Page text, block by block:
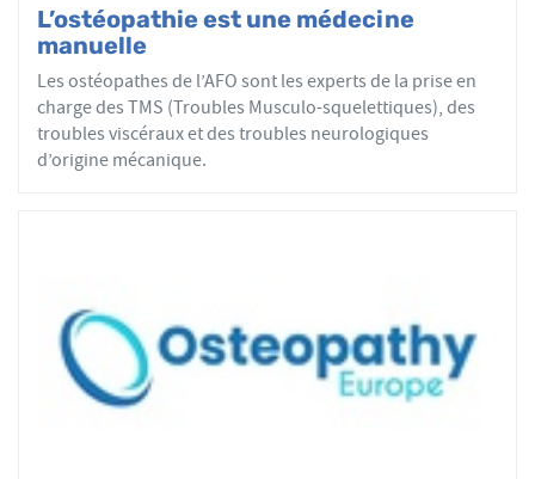
Santé et sont enregistrés dans l’Annuaire Santé pour
avoir le droit d'user du titre d’ostéopathe et d'exercer les
actes ostéopathiques.
L’ostéopathie est une médecine
manuelle
Les ostéopathes de l’AFO sont les experts de la prise en
charge des TMS (Troubles Musculo-squelettiques), des
troubles viscéraux et des troubles neurologiques
d’origine mécanique.